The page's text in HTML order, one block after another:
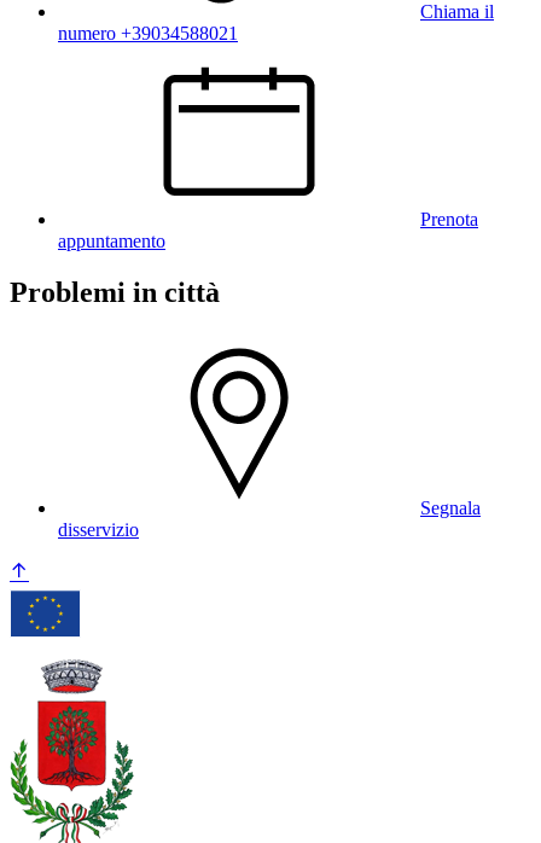
Chiama il
numero +39034588021
Prenota
appuntamento
Problemi in città
Segnala
disservizio